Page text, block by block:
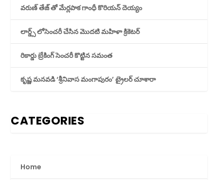
వరుణ్ తేజ్ తో మేర్లపాక గాంధీ కొరియన్ దెయ్యం
లార్డ్స్ లోసెంచరీ చేసిన మొదటి మహిళా క్రికెటర్
రికార్డు బ్రేకింగ్ సెంచరీ కొట్టిన సమంత
కృష్ణ మనవడి ‘శ్రీనివాస మంగాపురం’ ట్రైలర్ చూశారా
CATEGORIES
Home